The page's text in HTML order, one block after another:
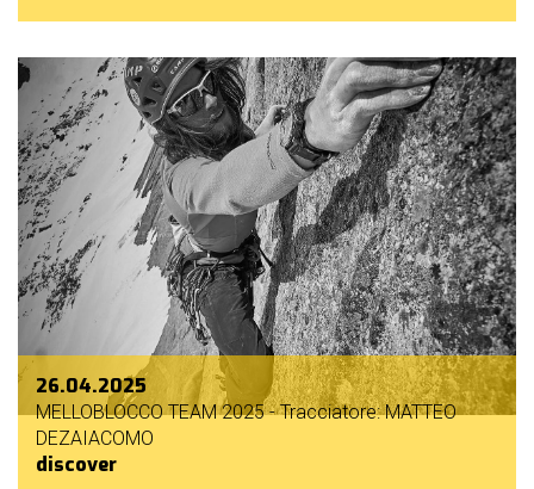
26.04.2025
MELLOBLOCCO TEAM 2025 - Tracciatore: MATTEO
DEZAIACOMO
discover